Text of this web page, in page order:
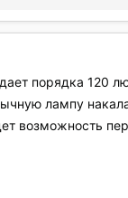
порядка 120
лампу
возможность